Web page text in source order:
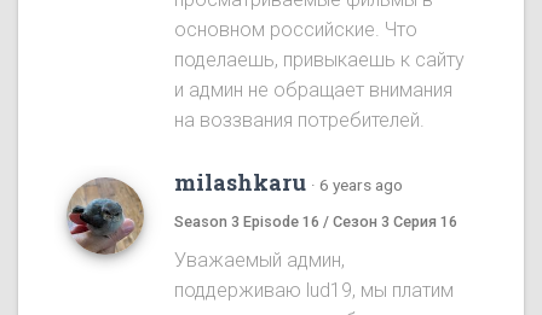
основном российские. Что
поделаешь, привыкаешь к сайту
и админ не обращает внимания
на воззвания потребителей.
milashkaru · 6 years ago
Season 3 Episode 16 / Сезон 3 Серия 16
Уважаемый админ,
поддерживаю lud19, мы платим